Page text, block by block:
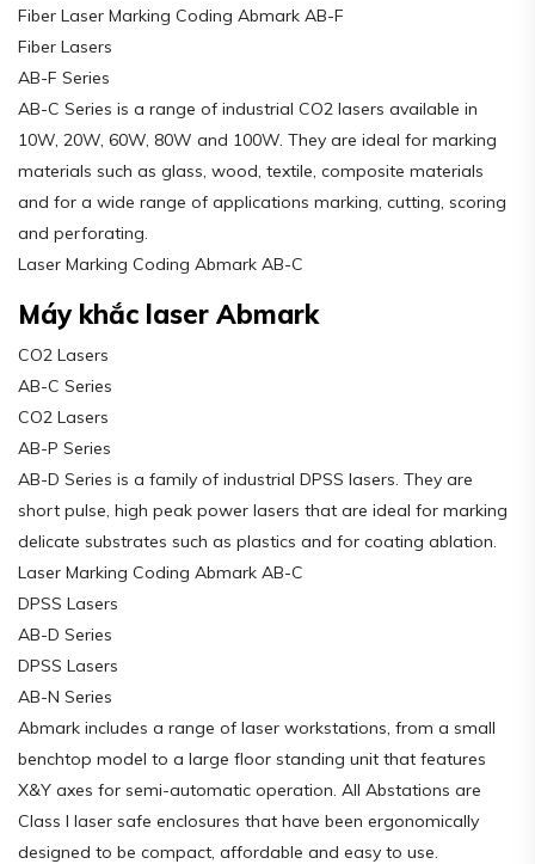
Fiber Laser Marking Coding Abmark AB-F
Fiber Lasers
AB-F Series
AB-C Series is a range of industrial CO2 lasers available in
10W, 20W, 60W, 80W and 100W. They are ideal for marking
materials such as glass, wood, textile, composite materials
and for a wide range of applications marking, cutting, scoring
and perforating.
Laser Marking Coding Abmark AB-C
Máy khắc laser Abmark
CO2 Lasers
AB-C Series
CO2 Lasers
AB-P Series
AB-D Series is a family of industrial DPSS lasers. They are
short pulse, high peak power lasers that are ideal for marking
delicate substrates such as plastics and for coating ablation.
Laser Marking Coding Abmark AB-C
DPSS Lasers
AB-D Series
DPSS Lasers
AB-N Series
Abmark includes a range of laser workstations, from a small
benchtop model to a large floor standing unit that features
X&Y axes for semi-automatic operation. All Abstations are
Class I laser safe enclosures that have been ergonomically
designed to be compact, affordable and easy to use.